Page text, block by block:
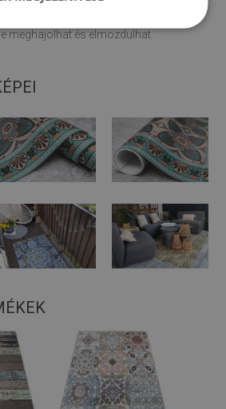
meghajolhat és elmozdulhat.